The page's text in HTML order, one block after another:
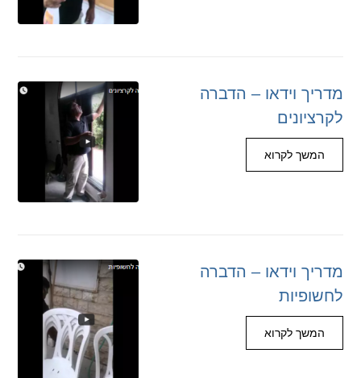
מדריך וידאו – הדברה
לקרציונים
המשך לקרוא
מדריך וידאו – הדברה
לחשופיות
המשך לקרוא